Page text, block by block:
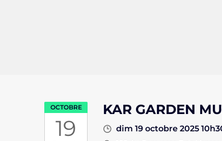
OCTOBRE
19
KAR GARDEN
dim 19 octobre 2025